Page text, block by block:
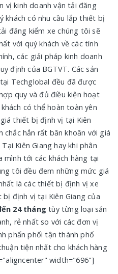
vị kinh doanh vận tải đăng
khách có nhu cầu lắp thiết bị
đăng kiểm xe chúng tôi sẽ
với quý khách về các tính
các giải pháp kinh doanh
định của BGTVT. Các sản
tại Techglobal đều đã được
quy và đủ điều kiện hoạt
có thể hoàn toàn yên
thiết bị định vị tại Kiên
chắc hẳn rất băn khoăn với giá
Kiên Giang hay khi phân
mình tới các khách hàng tại
tôi đều đem những mức giá
là các thiết bị định vị xe
định vị tại Kiên Giang của
24 tháng tùy từng loại sản
rẻ nhất so với các đơn vị
phấn phối tận thành phố
tiện nhất cho khách hàng
width="696"]